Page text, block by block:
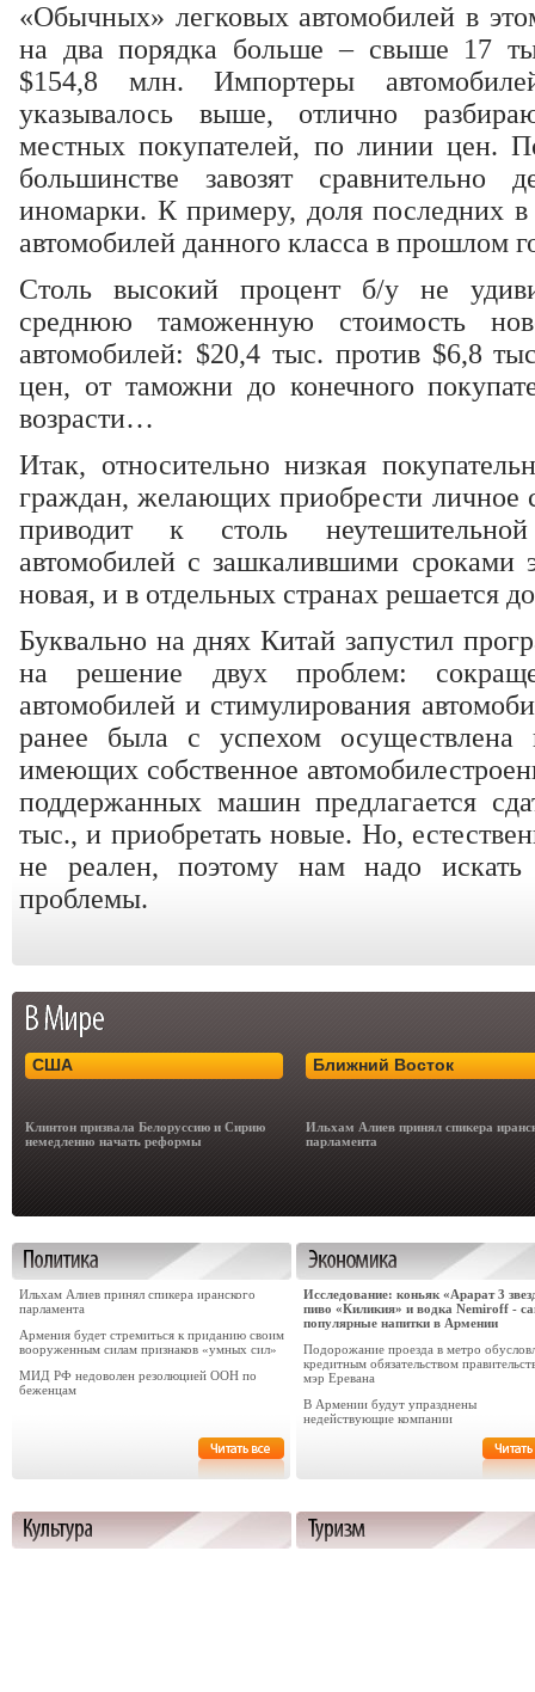
«Обычных» легковых автомобилей в
на два порядка больше – свыше 17
$154,8 млн. Импортеры
указывалось выше, отлично
местных покупателей, по линии цен.
большинстве завозят сравнительно
иномарки. К примеру, доля последних
автомобилей данного класса в прошлом
Столь высокий процент б/у не
среднюю таможенную стоимость
автомобилей: $20,4 тыс. против $6,8
цен, от таможни до конечного
возрасти…
Итак, относительно низкая
граждан, желающих приобрести личное
приводит к столь
автомобилей с зашкалившими сроками
новая, и в отдельных странах решается
Буквально на днях Китай запустил
на решение двух проблем:
автомобилей и стимулирования
ранее была с успехом
имеющих собственное
поддержанных машин предлагается
тыс., и приобретать новые. Но,
не реален, поэтому нам надо
проблемы.
США
Клинтон призвала Белоруссию и Сирию
немедленно начать реформы
Ближний Восток
Ильхам Алиев принял спикера
парламента
Ильхам Алиев принял спикера иранского
парламента
Армения будет стремиться к приданию своим
вооруженным силам признаков «умных сил»
МИД РФ недоволен резолюцией ООН по
беженцам
Исследование: коньяк «Арарат 3
пиво «Киликия» и водка Nemiroff -
популярные напитки в Армении
Подорожание проезда в метро
кредитным обязательством
мэр Еревана
В Армении будут упразднены
недействующие компании